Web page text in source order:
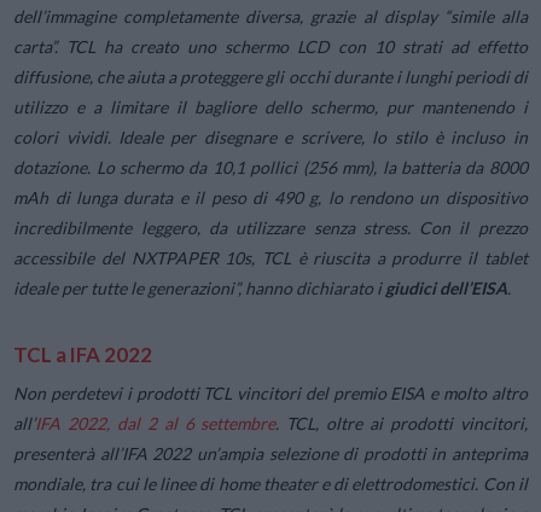
dell’immagine completamente diversa, grazie al display “simile alla
carta”. TCL ha creato uno schermo LCD con 10 strati ad effetto
diffusione, che aiuta a proteggere gli occhi durante i lunghi periodi di
utilizzo e a limitare il bagliore dello schermo, pur mantenendo i
colori vividi. Ideale per disegnare e scrivere, lo stilo è incluso in
dotazione. Lo schermo da 10,1 pollici (256 mm), la batteria da 8000
mAh di lunga durata e il peso di 490 g, lo rendono un dispositivo
incredibilmente leggero, da utilizzare senza stress. Con il prezzo
accessibile del NXTPAPER 10s, TCL è riuscita a produrre il tablet
ideale per tutte le generazioni”, hanno dichiarato igiudici dell’EISA.
TCL a IFA 2022
Non perdetevi i prodotti TCL vincitori del premio EISA e molto altro
all’IFA 2022, dal 2 al 6 settembre. TCL, oltre ai prodotti vincitori,
presenterà all’IFA 2022 un’ampia selezione di prodotti in anteprima
mondiale, tra cui le linee di home theater e di elettrodomestici. Con il